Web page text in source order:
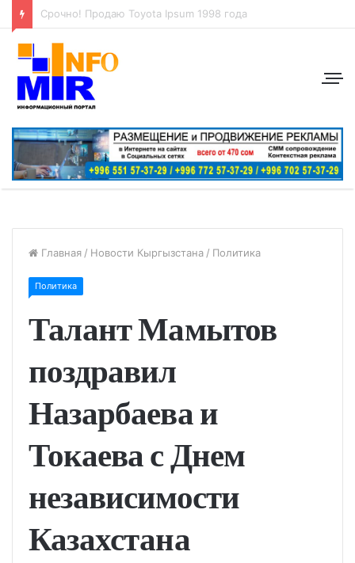
Главная / Новости Кыргызстана / Политика
Политика
Талант Мамытов
поздравил
Назарбаева и
Токаева с Днем
независимости
Казахстана